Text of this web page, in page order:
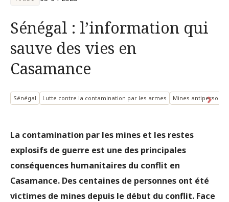
Sénégal : l’information qui
sauve des vies en
Casamance
Sénégal Lutte contre la contamination par les armes Mines
La contamination par les mines et les restes
explosifs de guerre est une des principales
conséquences humanitaires du conflit en
Casamance. Des centaines de personnes ont été
victimes de mines depuis le début du conflit. Face